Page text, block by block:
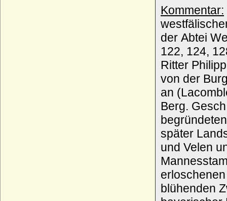
Kommentar:
der Abtei
122, 124, 128) zuerst
Ritter
von der
an
Berg. Gesch.-V. XIII, S.
später
und Velen
blühenden